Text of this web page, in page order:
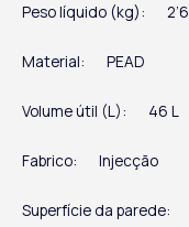
Peso líquido (kg):
Material: PEAD
Volume útil (L): 46 L
Fabrico: Injecção
Superfície da parede: